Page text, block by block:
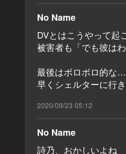
No Name
DVとはこうやって
被害者も「でも彼は
最後はボロボロ的な…
早くシェルターに行
2020/09/23 05:12
No Name
詩乃、おかしいよね